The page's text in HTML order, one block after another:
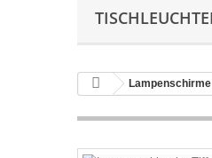
Lampenschirme